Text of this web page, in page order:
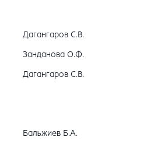
Дагангаров С.В.
Занданова О.Ф.
Дагангаров С.В.
Бальжиев Б.А.